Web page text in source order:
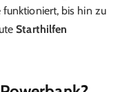
bis hin zu
Starthilfen